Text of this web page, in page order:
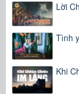
Lời
Tình
Khi